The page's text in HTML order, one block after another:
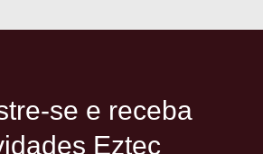
se e receba
Eztec